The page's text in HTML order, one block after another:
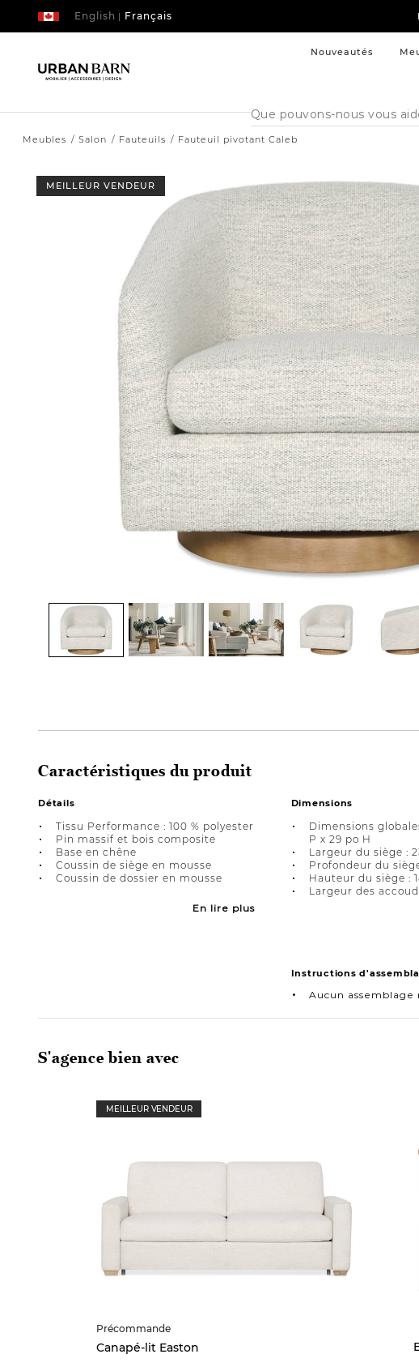
| Français
English
Nouveautés
Cataloque
de
Meubles Salon Fauteuils Fauteuil pivotant Caleb
MEILLEUR VENDEUR
Caractéristiques du produit
Détails
Tissu Performance : 100 % polyester
Pin massif et bois composite
Base en chêne
Coussin de siège en mousse
Coussin de dossier en mousse
En lire plus
Dimensions
Dimensions
P x 29 po H
Largeur du siège :
Profondeur du
Hauteur du siège :
Largeur des
Instructions
Aucun assemblage
S'agence bien avec
MEILLEUR VENDEUR
Précommande
Canapé-lit Easton